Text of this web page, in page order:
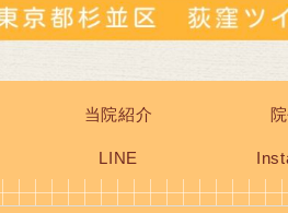
当院紹介
LINE